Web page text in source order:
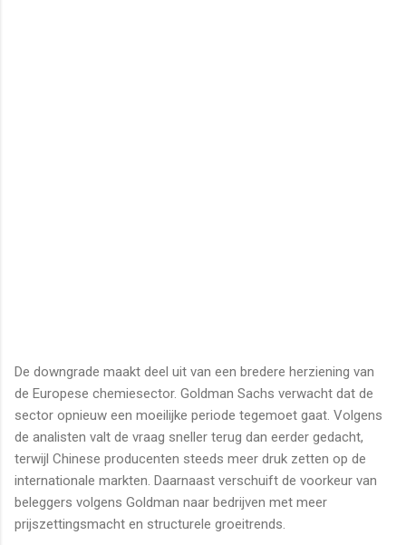
De downgrade maakt deel uit van een bredere herziening van
de Europese chemiesector. Goldman Sachs verwacht dat de
sector opnieuw een moeilijke periode tegemoet gaat. Volgens
de analisten valt de vraag sneller terug dan eerder gedacht,
terwijl Chinese producenten steeds meer druk zetten op de
internationale markten. Daarnaast verschuift de voorkeur van
beleggers volgens Goldman naar bedrijven met meer
prijszettingsmacht en structurele groeitrends.